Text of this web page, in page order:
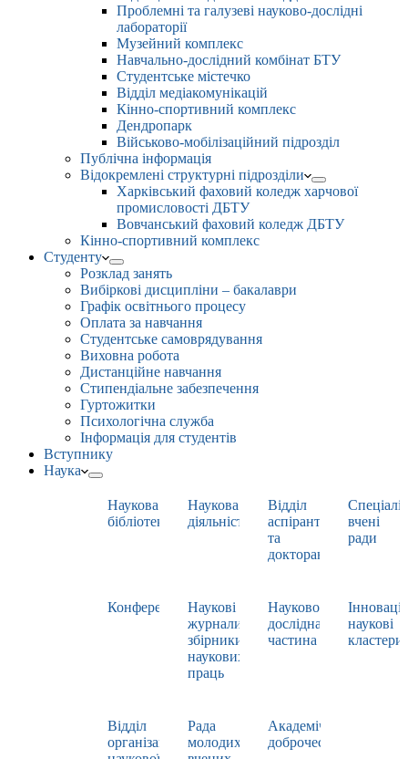
Проблемні та галузеві науково-дослідні
лабораторії
Музейний комплекс
Навчально-дослідний комбінат БТУ
Студентське містечко
Відділ медіакомунікацій
Кінно-спортивний комплекс
Дендропарк
Військово-мобілізаційний підрозділ
Публічна інформація
Відокремлені структурні підрозділи
Харківський фаховий коледж харчової
промисловості ДБТУ
Вовчанський фаховий коледж ДБТУ
Кінно-спортивний комплекс
Студенту
Розклад занять
Вибіркові дисципліни – бакалаври
Графік освітнього процесу
Оплата за навчання
Студентське самоврядування
Виховна робота
Дистанційне навчання
Стипендіальне забезпечення
Гуртожитки
Психологічна служба
Інформація для студентів
Вступнику
Наука
Наукова
бібліотека
Наукова
діяльність
Відділ
аспірантури
та
докторантури
вчені
ради
Конференції
Наукові
журнали,
збірники
наукових
праць
Науково-
дослідна
частина
наукові
кластери
Відділ
організації
Рада
молодих
Академічна
доброчесність